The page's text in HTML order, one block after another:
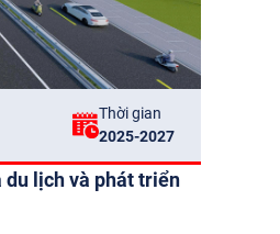
Thời gian
2025-2027
du lịch và phát triển